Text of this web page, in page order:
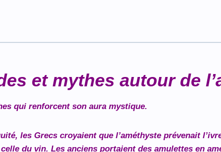
et mythes autour de
qui renforcent son aura mystique.
les Grecs croyaient que l’améthyste prévenait
du vin. Les anciens portaient des amulettes en